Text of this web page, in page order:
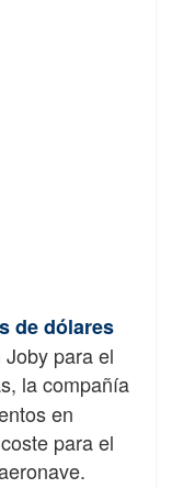
de dólares
para el
la compañía
en
para el